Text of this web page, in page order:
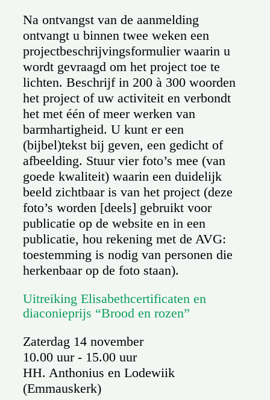
Na ontvangst van de aanmelding
ontvangt u binnen twee weken een
projectbeschrijvingsformulier waarin u
wordt gevraagd om het project toe te
lichten. Beschrijf in 200 à 300 woorden
het project of uw activiteit en verbondt
het met één of meer werken van
barmhartigheid. U kunt er een
(bijbel)tekst bij geven, een gedicht of
afbeelding. Stuur vier foto’s mee (van
goede kwaliteit) waarin een duidelijk
beeld zichtbaar is van het project (deze
foto’s worden [deels] gebruikt voor
publicatie op de website en in een
publicatie, hou rekening met de AVG:
toestemming is nodig van personen die
herkenbaar op de foto staan).
Uitreiking Elisabethcertificaten en
diaconieprijs “Brood en rozen”
Zaterdag 14 november
10.00 uur - 15.00 uur
HH. Anthonius en Lodewiik
(Emmauskerk)